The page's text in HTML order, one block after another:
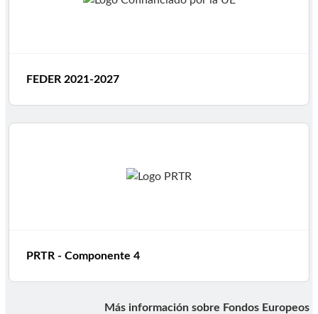
FEDER 2021-2027
PRTR - Componente 4
Más información sobre Fondos Europeos